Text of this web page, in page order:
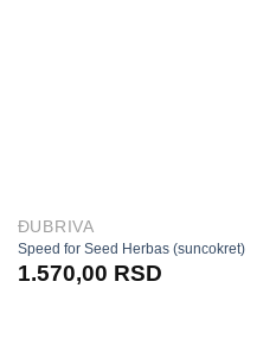
ĐUBRIVA
Speed for Seed Herbas (suncokret)
1.570,00 RSD